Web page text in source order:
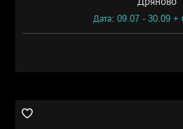
Дата: 09.07 - 30.09 +